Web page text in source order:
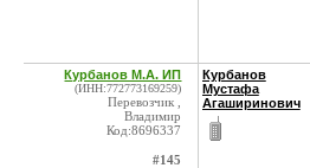
Курбанов М.А. ИП
(ИНН:772773169259)
Перевозчик ,
Владимир
Код:8696337
#145
Курбанов
Мустафа
Агаширинович